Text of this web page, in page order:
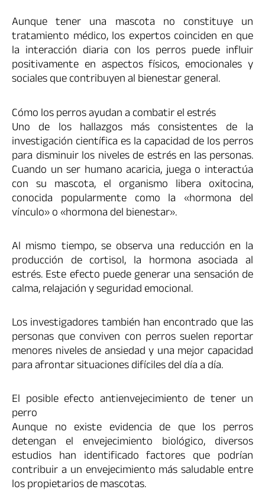
Aunque tener una mascota no constituye un
tratamiento médico, los expertos coinciden en que
la interacción diaria con los perros puede influir
positivamente en aspectos físicos, emocionales y
sociales que contribuyen al bienestar general.
Cómo los perros ayudan a combatir el estrés
Uno de los hallazgos más consistentes de la
investigación científica es la capacidad de los perros
para disminuir los niveles de estrés en las personas.
Cuando un ser humano acaricia, juega o interactúa
con su mascota, el organismo libera oxitocina,
conocida popularmente como la «hormona del
vínculo» o «hormona del bienestar».
Al mismo tiempo, se observa una reducción en la
producción de cortisol, la hormona asociada al
estrés. Este efecto puede generar una sensación de
calma, relajación y seguridad emocional.
Los investigadores también han encontrado que las
personas que conviven con perros suelen reportar
menores niveles de ansiedad y una mejor capacidad
para afrontar situaciones difíciles del día a día.
El posible efecto antienvejecimiento de tener un
perro
Aunque no existe evidencia de que los perros
detengan el envejecimiento biológico, diversos
estudios han identificado factores que podrían
contribuir a un envejecimiento más saludable entre
los propietarios de mascotas.